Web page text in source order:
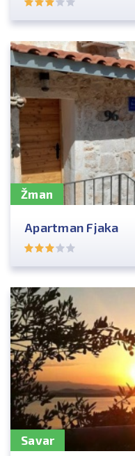
Žman
Apartman Fjaka
Savar